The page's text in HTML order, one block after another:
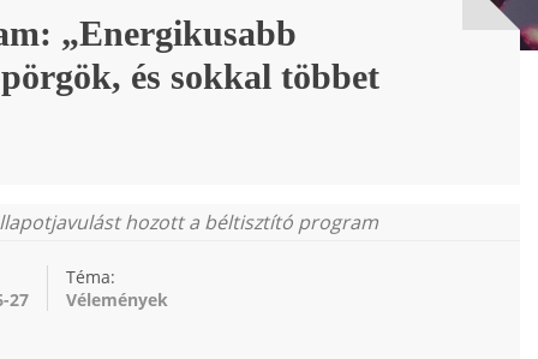
„Energikusabb
és sokkal többet
hozott a béltisztító program
27
Téma:
Vélemények